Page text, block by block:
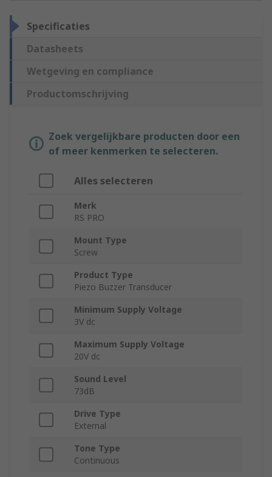
Specificaties
Datasheets
Wetgeving en compliance
Productomschrijving
Zoek vergelijkbare producten door een
of meer kenmerken te selecteren.
Alles selecteren
Merk
RS PRO
Mount Type
Screw
Product Type
Piezo Buzzer Transducer
Minimum Supply Voltage
3V dc
Maximum Supply Voltage
20V dc
Sound Level
73dB
Drive Type
External
Tone Type
Continuous